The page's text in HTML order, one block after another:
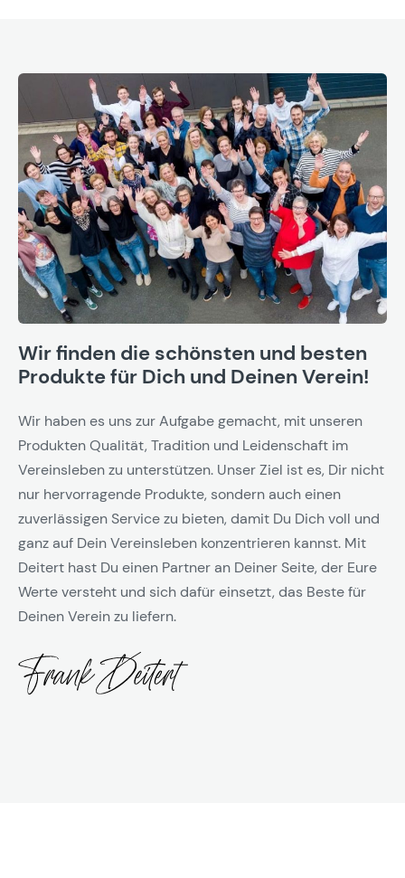
Wir finden die schönsten und besten
Produkte für Dich und Deinen Verein!
Wir haben es uns zur Aufgabe gemacht, mit unseren
Produkten Qualität, Tradition und Leidenschaft im
Vereinsleben zu unterstützen. Unser Ziel ist es, Dir nicht
nur hervorragende Produkte, sondern auch einen
zuverlässigen Service zu bieten, damit Du Dich voll und
ganz auf Dein Vereinsleben konzentrieren kannst. Mit
Deitert hast Du einen Partner an Deiner Seite, der Eure
Werte versteht und sich dafür einsetzt, das Beste für
Deinen Verein zu liefern.